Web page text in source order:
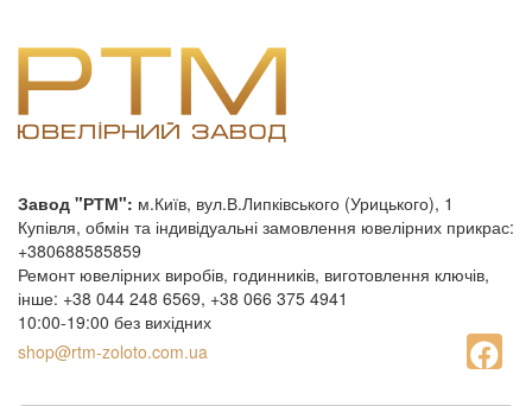
Завод "РТМ": м.Київ, вул.В.Липківського (Урицького), 1
Купівля, обмін та індивідуальні замовлення ювелірних прикрас:
+380688585859
Ремонт ювелірних виробів, годинників, виготовлення ключів,
інше: +38 044 248 6569, +38 066 375 4941
10:00-19:00 без вихідних
shop@rtm-zoloto.com.ua